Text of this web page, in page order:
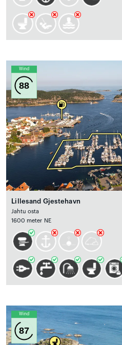
Wind
88
Lillesand Gjestehavn
Jahtu osta
1600 meter NE
Wind
87